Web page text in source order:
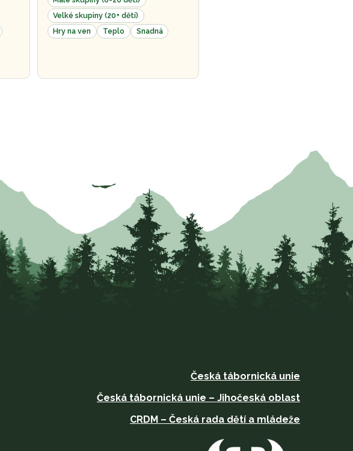
Velké skupiny (20+ dětí)
Hry na ven
Teplo Snadná
Česká tábornická unie
Česká tábornická unie – Jihočeská oblast
CRDM – Česká rada dětí a mládeže